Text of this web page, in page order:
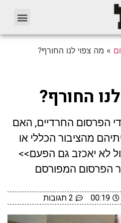
» מה צפוי לנו החורף?
החורף?
הפרסום החרדיים, האם
מהציבור הכללי או
לא יאכזב גם הפעם>>
הפרסום המפורסם
00:19 2 תגובות